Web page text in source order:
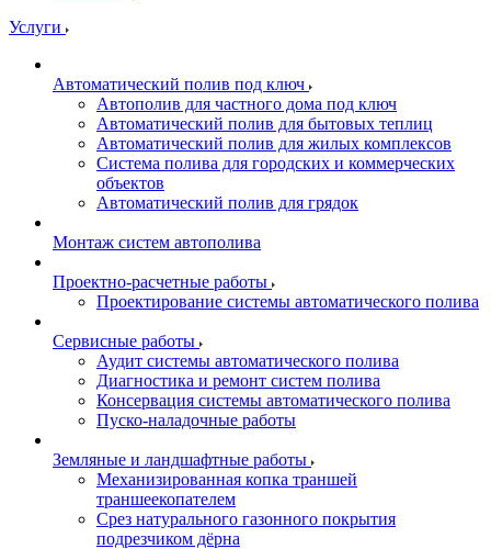
Услуги
Автоматический полив под ключ
Автополив для частного дома под ключ
Автоматический полив для бытовых теплиц
Автоматический полив для жилых комплексов
Система полива для городских и коммерческих
объектов
Автоматический полив для грядок
Монтаж систем автополива
Проектно-расчетные работы
Проектирование системы автоматического полива
Сервисные работы
Аудит системы автоматического полива
Диагностика и ремонт систем полива
Консервация системы автоматического полива
Пуско-наладочные работы
Земляные и ландшафтные работы
Механизированная копка траншей
траншеекопателем
Срез натурального газонного покрытия
подрезчиком дёрна